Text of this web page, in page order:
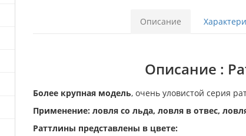
Описание
Описание :
Более крупная модель, очень уловистой серия
Применение: ловля со льда, ловля в отвес,
Раттлины представлены в цвете: